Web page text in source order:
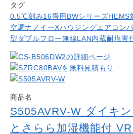
タグ
0.5℃刻み16畳用BWシリーズHEMS
空調ナノイーXハウジングエアコン
型ダブルフロー無線LAN内蔵耐塩害
商品名
S505AVRV-W ダイキ
とさらら加湿機能付